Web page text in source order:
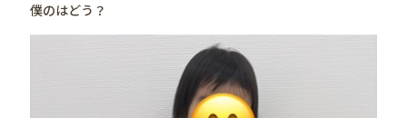
僕のはどう？